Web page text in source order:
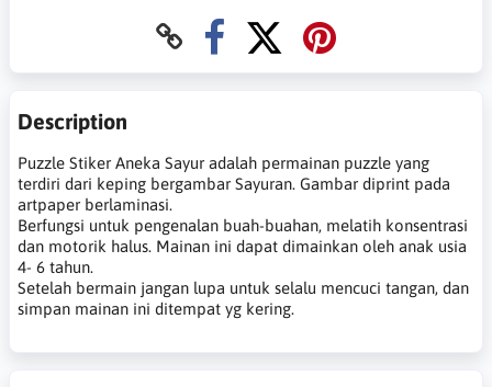
Description
Puzzle Stiker Aneka Sayur adalah permainan puzzle yang
terdiri dari keping bergambar Sayuran. Gambar diprint pada
artpaper berlaminasi.
Berfungsi untuk pengenalan buah-buahan, melatih konsentrasi
dan motorik halus. Mainan ini dapat dimainkan oleh anak usia
4- 6 tahun.
Setelah bermain jangan lupa untuk selalu mencuci tangan, dan
simpan mainan ini ditempat yg kering.